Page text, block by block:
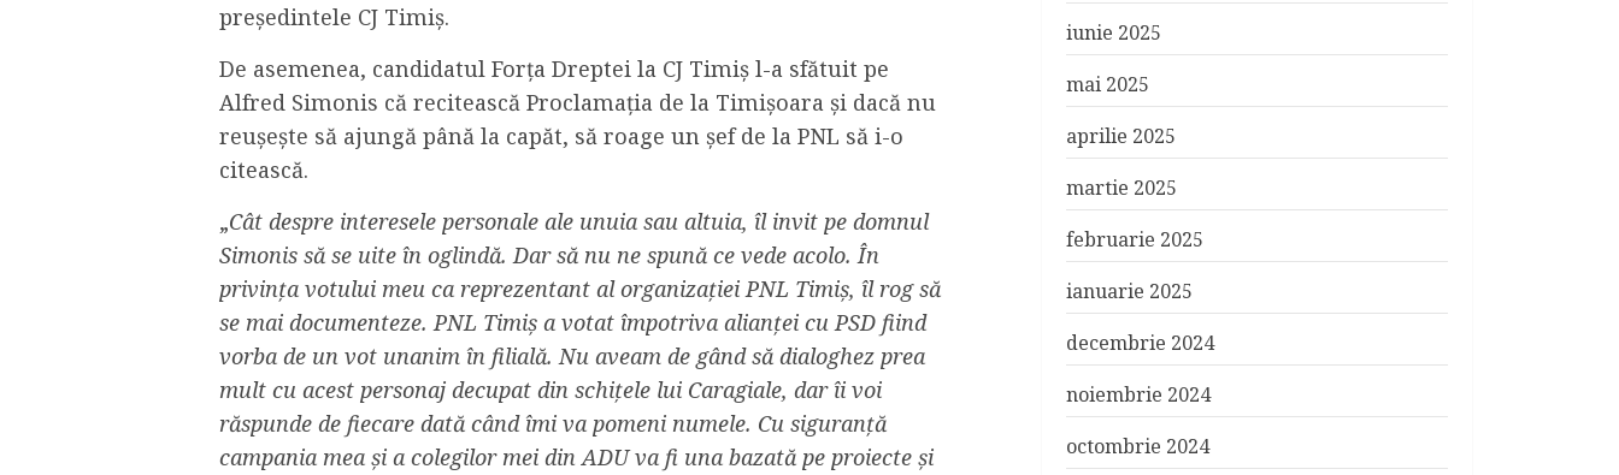
președintele CJ Timiș.
De asemenea, candidatul Forța Dreptei la CJ Timiș l-a sfătuit pe
Alfred Simonis că recitească Proclamația de la Timișoara și dacă nu
reușește să ajungă până la capăt, să roage un șef de la PNL să i-o
citească.
„Cât despre interesele personale ale unuia sau altuia, îl invit pe domnul
Simonis să se uite în oglindă. Dar să nu ne spună ce vede acolo. În
privința votului meu ca reprezentant al organizației PNL Timiș, îl rog să
se mai documenteze. PNL Timiș a votat împotriva alianței cu PSD fiind
vorba de un vot unanim în filială. Nu aveam de gând să dialoghez prea
mult cu acest personaj decupat din schițele lui Caragiale, dar îi voi
răspunde de fiecare dată când îmi va pomeni numele. Cu siguranță
campania mea și a colegilor mei din ADU va fi una bazată pe proiecte și
iunie 2025
mai 2025
aprilie 2025
martie 2025
februarie 2025
ianuarie 2025
decembrie 2024
noiembrie 2024
octombrie 2024